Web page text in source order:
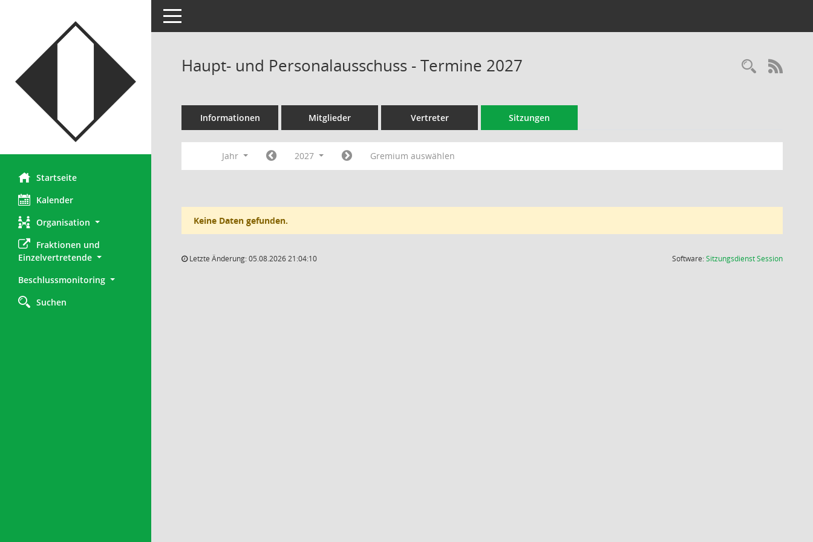
Startseite
Kalender
Organisation
Fraktionen und
Einzelvertretende
Beschlussmonitoring
Suchen
Toggle navigation
Haupt- und Personalausschuss - Termine 2027
Informationen Mitglieder Vertreter Sitzungen
Jahr 2027 Gremium auswählen
Keine Daten gefunden.
Letzte Änderung: 05.08.2026 21:04:10 Software:SitzungsdienstSession(Wird in